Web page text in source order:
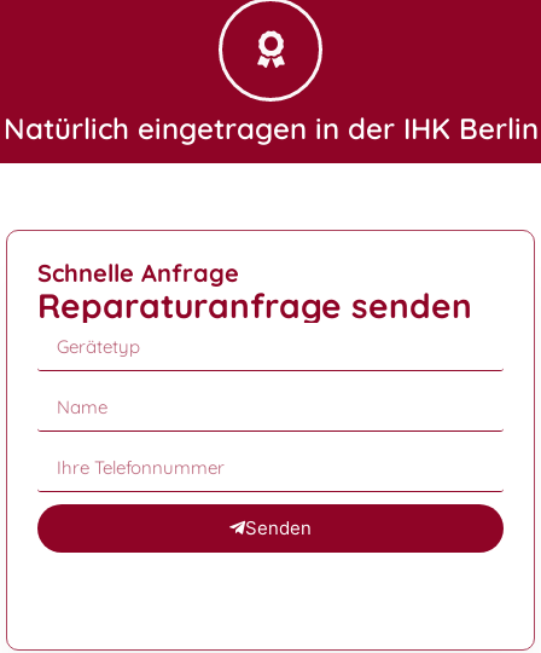
Natürlich eingetragen in der IHK Berlin
Schnelle Anfrage
Reparaturanfrage senden
Senden